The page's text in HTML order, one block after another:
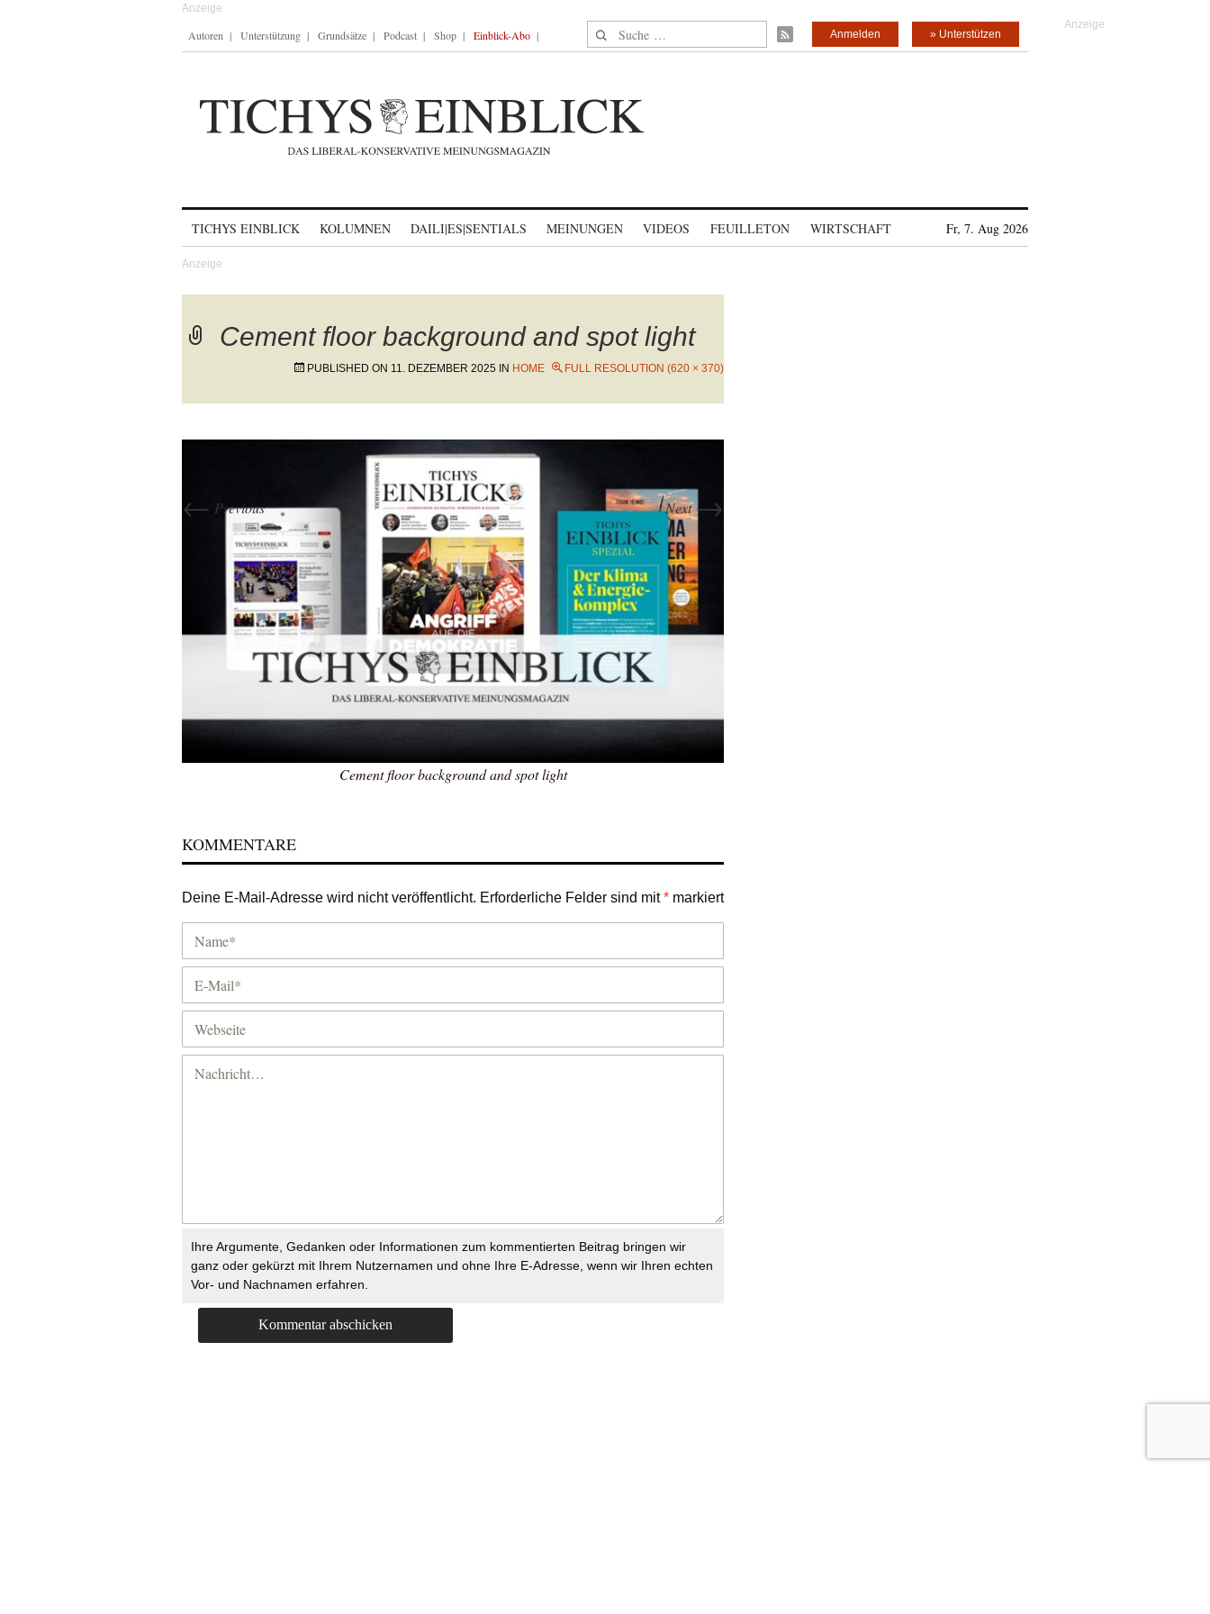
Autoren Unterstützung Grundsätze Podcast Shop Einblick-Abo Suche nach: » Unterstützen
Anmelden
TICHYS EINBLICK KOLUMNEN DAILI|ES|SENTIALS MEINUNGEN VIDEOS FEUILLETON WIRTSCHAFT Fr, 7. Aug 2026
Cement floor background and spot light
PUBLISHED ON 11. DEZEMBER 2025 IN HOME FULL RESOLUTION (620 × 370)
← Previous Next→
Cement floor background and spot light
KOMMENTARE
Deine E-Mail-Adresse wird nicht veröffentlicht. Erforderliche Felder sind mit* markiert
Ihre Argumente, Gedanken oder Informationen zum kommentierten Beitrag bringen wir
ganz oder gekürzt mit Ihrem Nutzernamen und ohne Ihre E-Adresse, wenn wir Ihren echten
Vor- und Nachnamen erfahren.